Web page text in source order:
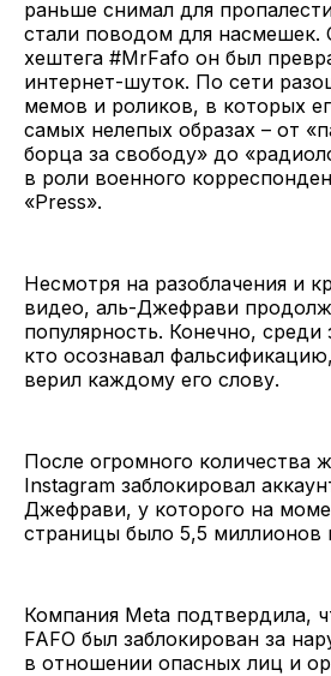
раньше снимал для
стали поводом для
хештега #MrFafo он был
интернет-шуток. По сети
мемов и роликов, в которых
самых нелепых образах – от
борца за свободу» до
в роли военного
«Press».
Несмотря на разоблачения и
видео, аль-Джефрави
популярность. Конечно, среди
кто осознавал
верил каждому его слову.
После огромного количества
Instagram заблокировал
Джефрави, у которого на
страницы было 5,5 миллионов
Компания Meta подтвердила,
FAFO был заблокирован за
в отношении опасных лиц и